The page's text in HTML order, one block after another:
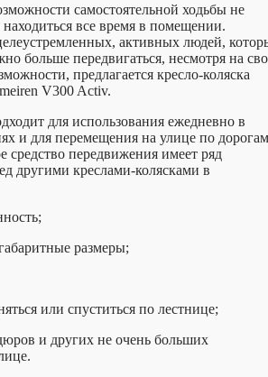
самостоятельной ходьбы не
находиться все время в помещении.
активных людей,
больше передвигаться, несмотря на
предлагается кресло-коляска
V300 Activ.
для использования ежедневно в
и для перемещения на улице по
средство передвижения имеет ряд
другими креслами-колясками в
размеры;
или спуститься по лестнице;
и других не очень больших